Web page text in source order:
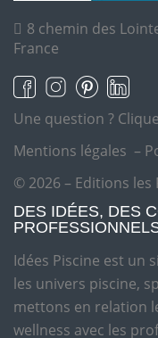
8 chemin des
France
Une question ?
Mentions légales –
© 2026 – Editions les
DES IDÉES, DES
Idées Piscine est un
les univers piscine,
mettons en relation
wellness avec les